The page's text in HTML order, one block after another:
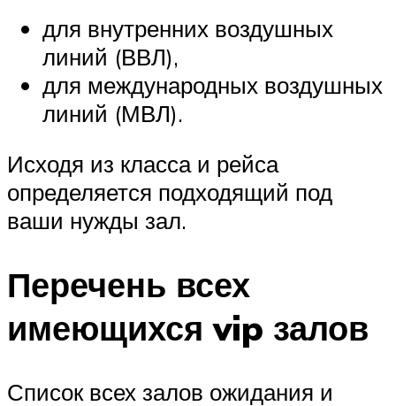
для внутренних воздушных
линий (ВВЛ),
для международных воздушных
линий (МВЛ).
Исходя из класса и рейса
определяется подходящий под
ваши нужды зал.
Перечень всех
имеющихся vip залов
Список всех залов ожидания и